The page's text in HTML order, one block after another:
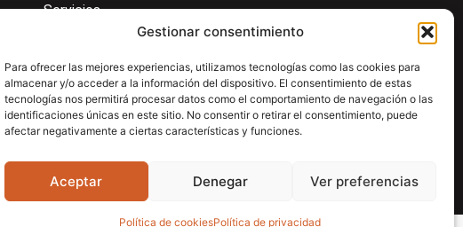
Gestionar consentimiento
Para ofrecer las mejores experiencias, utilizamos tecnologías como las cookies para
almacenar y/o acceder a la información del dispositivo. El consentimiento de estas
tecnologías nos permitirá procesar datos como el comportamiento de navegación o las
identificaciones únicas en este sitio. No consentir o retirar el consentimiento, puede
afectar negativamente a ciertas características y funciones.
Aceptar Denegar Ver preferencias
Política de cookiesPolítica de privacidad
Servicios
Newsletter
Descargas
Contacto
Centro de ayuda